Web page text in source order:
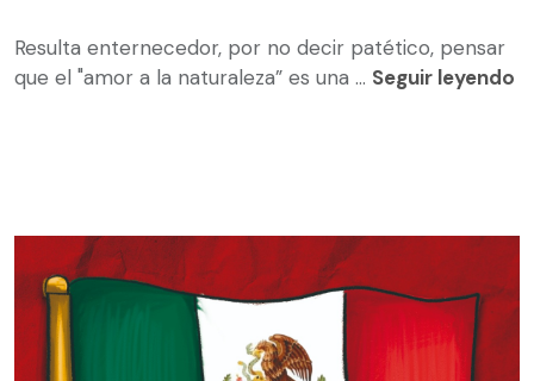
Resulta enternecedor, por no decir patético, pensar
que el "amor a la naturaleza” es una ... Seguir leyendo